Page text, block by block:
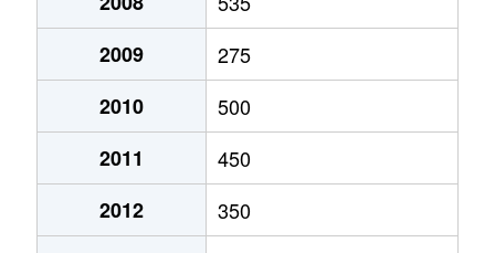
2009
275
2010
500
2011
450
2012
350